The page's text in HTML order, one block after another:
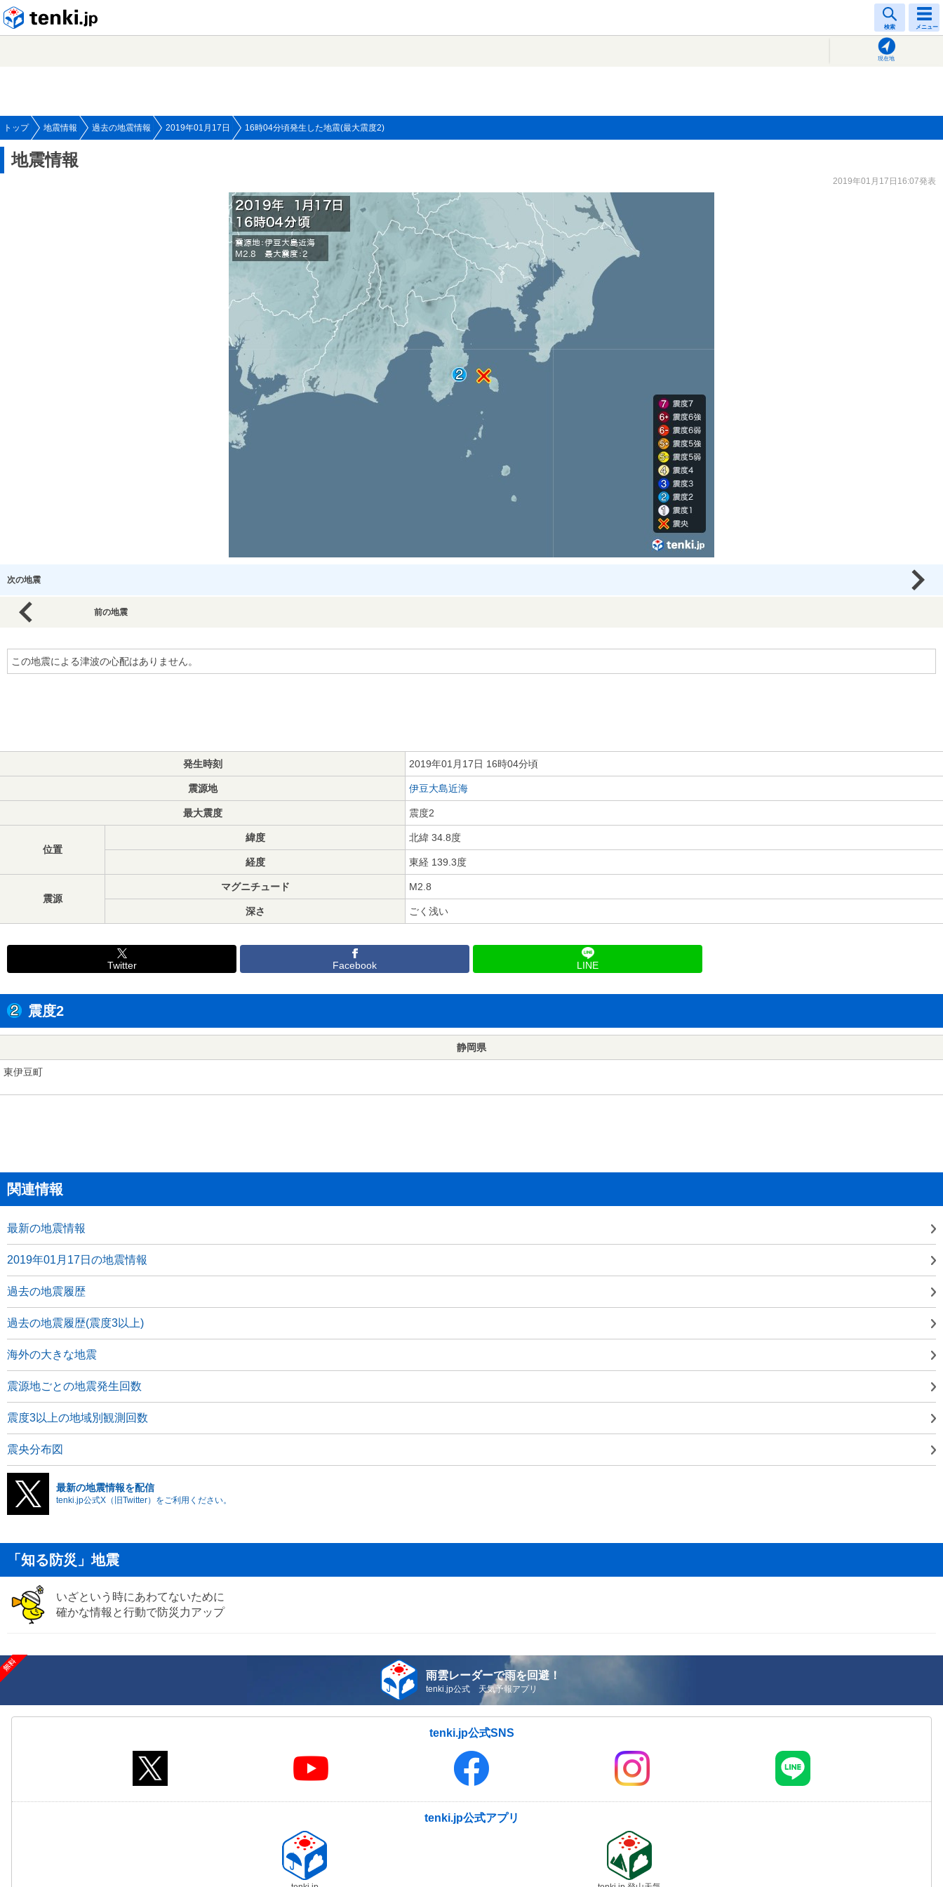
検索 メニュー
現在地
トップ 地震情報 過去の地震情報 2019年01月17日 16時04分頃発生した地震(最大震度2)
地震情報
2019年01月17日16:07発表
次の地震
前の地震
この地震による津波の心配はありません。
発生時刻 2019年01月17日 16時04分頃
震源地 伊豆大島近海
最大震度 震度2
位置
緯度 北緯 34.8度
経度 東経 139.3度
震源
マグニチュード M2.8
深さ ごく浅い
Twitter Facebook LINE
震度2
静岡県
東伊豆町
関連情報
最新の地震情報
2019年01月17日の地震情報
過去の地震履歴
過去の地震履歴(震度3以上)
海外の大きな地震
震源地ごとの地震発生回数
震度3以上の地域別観測回数
震央分布図
最新の地震情報を配信
tenki.jp公式X（旧Twitter）をご利用ください。
「知る防災」地震
いざという時にあわてないために
確かな情報と行動で防災力アップ
雨雲レーダーで雨を回避！
tenki.jp公式 天気予報アプリ
tenki.jp公式SNS
tenki.jp公式アプリ